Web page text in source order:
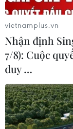
vietnamplus.vn
Nhận định
7/8): Cuộc
duy …